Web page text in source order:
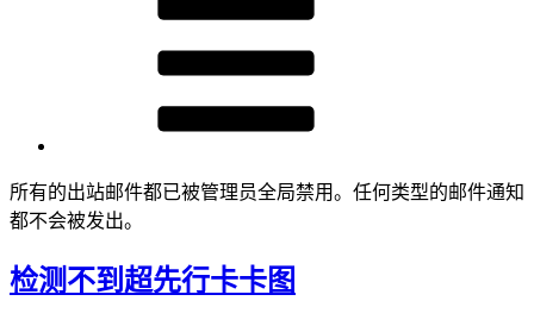
所有的出站邮件都已被管理员全局禁用。任何类型的邮件通知
都不会被发出。
检测不到超先行卡卡图